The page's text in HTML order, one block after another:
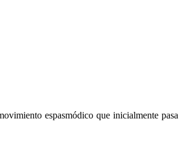
espasmódico que inicialmente pasa